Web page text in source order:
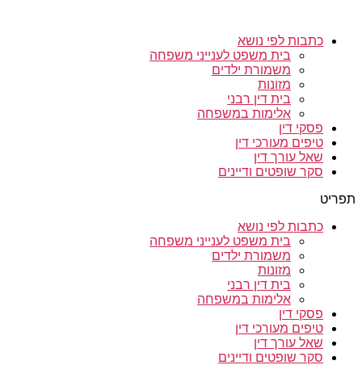
כתבות לפי נושא
בית משפט לענייני משפחה
משמורת ילדים
מזונות
בית דין רבני
אלימות במשפחה
פסקי דין
טיפים מעורכי דין
שאל עורך דין
סקר שופטים ודיינים
תפריט
כתבות לפי נושא
בית משפט לענייני משפחה
משמורת ילדים
מזונות
בית דין רבני
אלימות במשפחה
פסקי דין
טיפים מעורכי דין
שאל עורך דין
סקר שופטים ודיינים